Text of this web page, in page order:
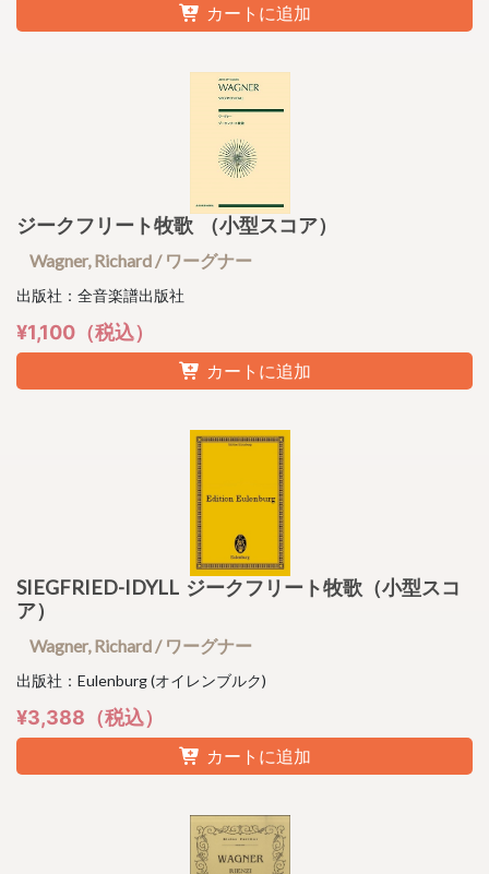
カートに追加
ジークフリート牧歌 （小型スコア）
Wagner, Richard / ワーグナー
出版社：全音楽譜出版社
¥1,100（税込）
カートに追加
SIEGFRIED-IDYLL ジークフリート牧歌（小型スコ
ア）
Wagner, Richard / ワーグナー
出版社：Eulenburg (オイレンブルク)
¥3,388（税込）
カートに追加